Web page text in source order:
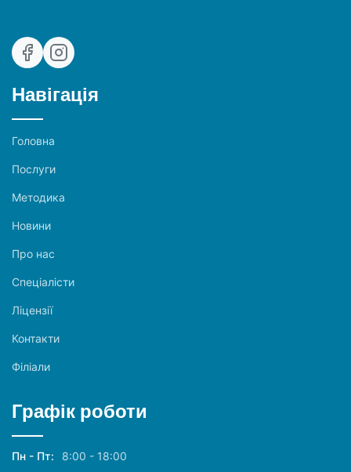
Навігація
Головна
Послуги
Методика
Новини
Про нас
Спеціалісти
Ліцензії
Контакти
Філіали
Графік роботи
Пн - Пт:
8:00 - 18:00